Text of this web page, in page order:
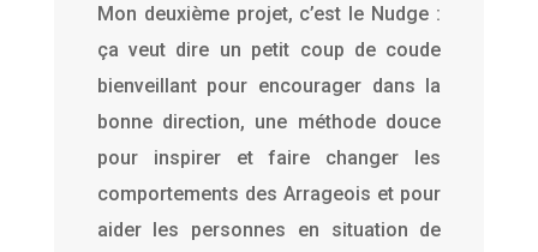
Mon deuxième projet, c’est le Nudge :
ça veut dire un petit coup de coude
bienveillant pour encourager dans la
bonne direction, une méthode douce
pour inspirer et faire changer les
comportements des Arrageois et pour
aider les personnes en situation de